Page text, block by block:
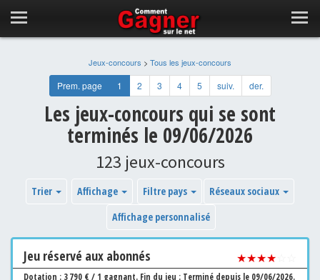
Jeux-concours > Tous les jeux-concours
Prem. page 1 2 3 4 5 suiv. der.
Les jeux-concours qui se sont
terminés le 09/06/2026
123 jeux-concours
Trier Affichage Filtre pays
Réseaux sociaux
Affichage personnalisé
Jeu réservé aux abonnés ★★★★
Dotation : 3 790 € / 1 gagnant. Fin du jeu : Terminé depuis le 09/06/2026.